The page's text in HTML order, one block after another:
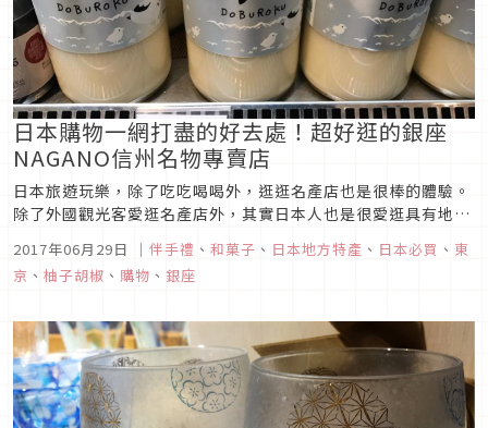
日本購物一網打盡的好去處！超好逛的銀座
NAGANO信州名物專賣店
日本旅遊玩樂，除了吃吃喝喝外，逛逛名產店也是很棒的體驗。
除了外國觀光客愛逛名產店外，其實日本人也是很愛逛具有地方
NAGANO」，逛完後十分驚艷，店內賣有好多信州地方特色的商
品，就讓柚子胡椒來分享一下這個可以買遍信州名物的好去處。
2017年06月29日 ｜ 伴手禮 、 和菓子 、 日本地方特產 、 日本必買 、 東
京 、 柚子胡椒 、 購物 、 銀座